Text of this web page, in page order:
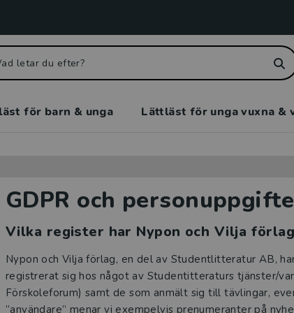
för barn & unga Lättläst för unga vuxna &
GDPR och
Vilka register har Nypon och Vilja
Nypon och Vilja förlag, en del av Studentlitteratur AB,
registrerat sig hos något av Studentitteraturs tjänster/
Förskoleforum) samt de som anmält sig till tävlingar,
”användare” menar vi exempelvis prenumeranter på